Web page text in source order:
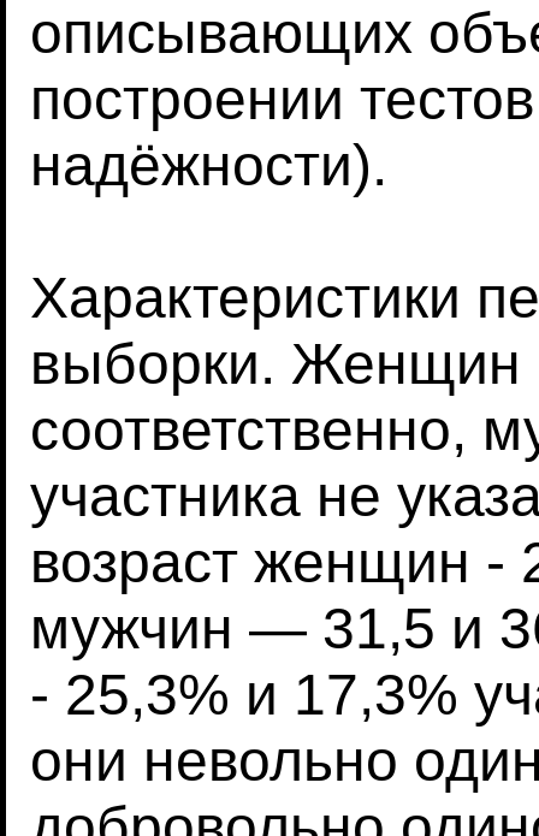
описывающих
построении
надёжности).
Характеристики
выборки. Женщин
соответственно,
участника не
возраст женщин -
мужчин — 31,5 и
- 25,3% и 17,3%
они невольно